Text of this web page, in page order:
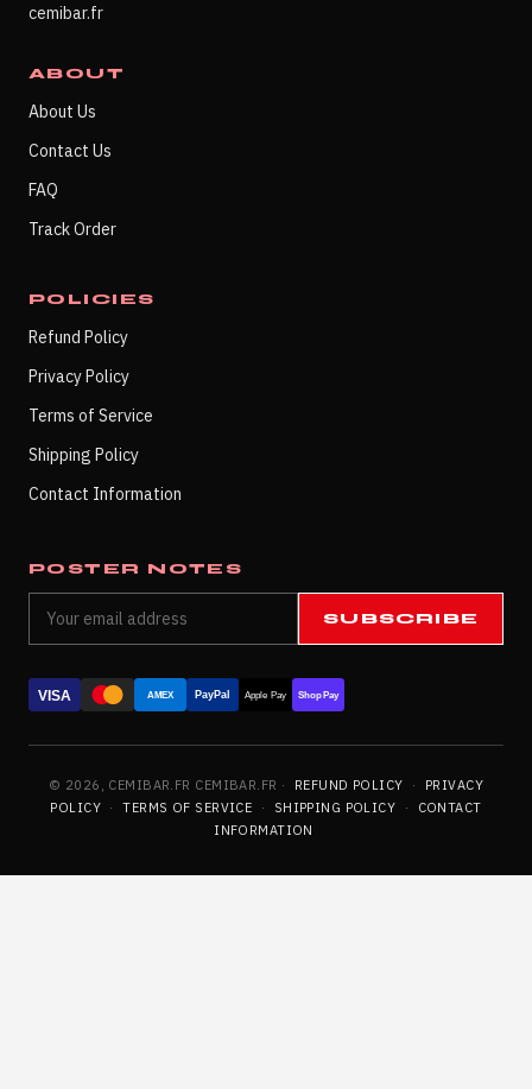
cemibar.fr
ABOUT
About Us
Contact Us
FAQ
Track Order
POLICIES
Refund Policy
Privacy Policy
Terms of Service
Shipping Policy
Contact Information
POSTER NOTES
SUBSCRIBE
VISA AMEX PayPal Apple Pay Shop Pay
© 2026, CEMIBAR.FR CEMIBAR.FR · REFUND POLICY ·
PRIVACY
POLICY · TERMS OF SERVICE · SHIPPING POLICY ·
CONTACT
INFORMATION